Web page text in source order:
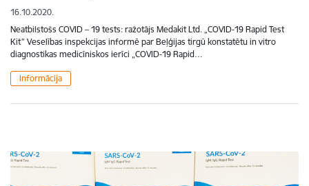
16.10.2020.
Neatbilstošs COVID – 19 tests: ražotājs Medakit Ltd. „COVID-19 Rapid Test
Kit” Veselības inspekcijas informē par Beļģijas tirgū konstatētu in vitro
diagnostikas medicīniskos ierīci „COVID-19 Rapid…
Informācija